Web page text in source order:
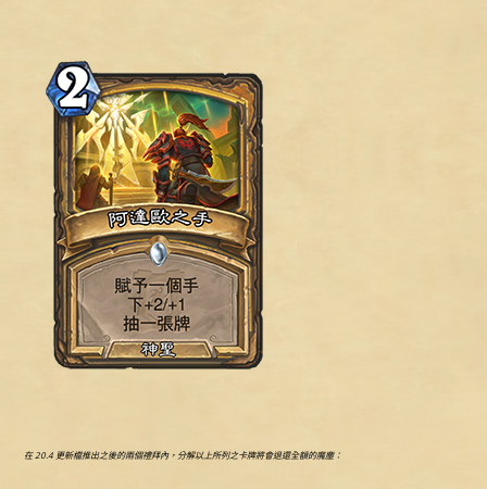
在 20.4 更新檔推出之後的兩個禮拜內，分解以上所列之卡牌將會退還全額的魔塵：